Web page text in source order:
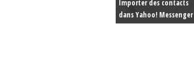
Importer des contacts
dans Yahoo! Messenger